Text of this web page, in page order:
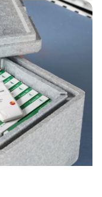
de temperatura
y puede
analizar los
el
Para ello pueden
para el análisis
de datos